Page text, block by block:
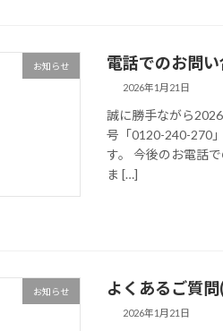
お知らせ 電話でのお問
2026年1月21日
誠に勝手ながら
号「0120-240-270
す。 今後のお電話
ま […]
お知らせ よくあるご質
2026年1月21日